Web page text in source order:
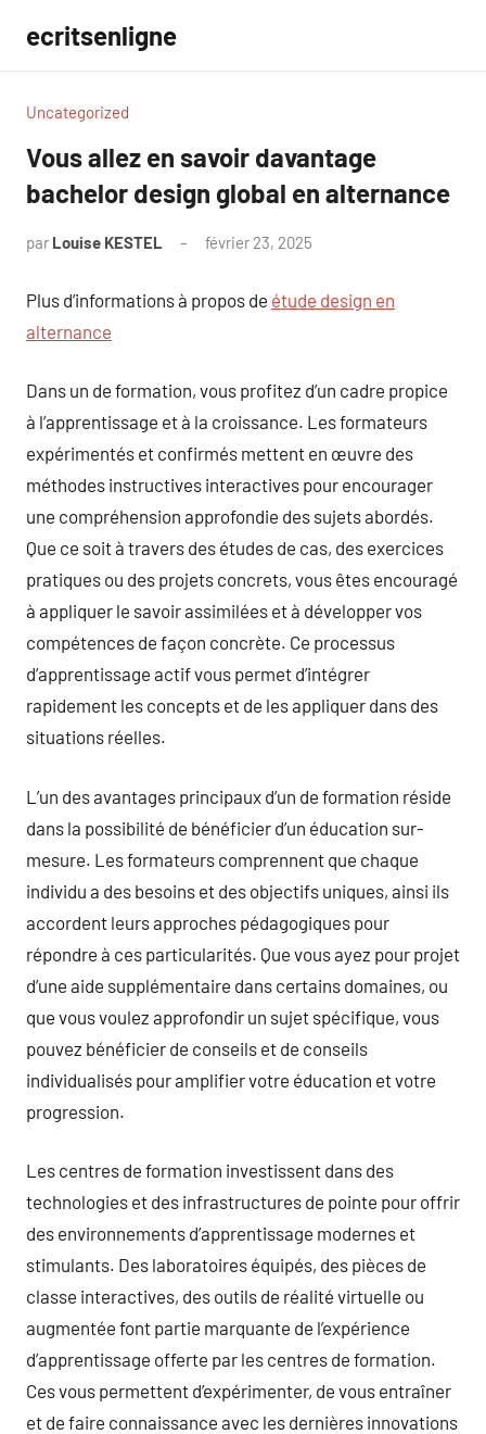
contenu
ecritsenligne
Uncategorized
Vous allez en savoir davantage
bachelor design global en alternance
par Louise KESTEL février 23, 2025
Plus d’informations à propos de étude design en
alternance
Dans un de formation, vous profitez d’un cadre propice
à l’apprentissage et à la croissance. Les formateurs
expérimentés et confirmés mettent en œuvre des
méthodes instructives interactives pour encourager
une compréhension approfondie des sujets abordés.
Que ce soit à travers des études de cas, des exercices
pratiques ou des projets concrets, vous êtes encouragé
à appliquer le savoir assimilées et à développer vos
compétences de façon concrète. Ce processus
d’apprentissage actif vous permet d’intégrer
rapidement les concepts et de les appliquer dans des
situations réelles.
L’un des avantages principaux d’un de formation réside
dans la possibilité de bénéficier d’un éducation sur-
mesure. Les formateurs comprennent que chaque
individu a des besoins et des objectifs uniques, ainsi ils
accordent leurs approches pédagogiques pour
répondre à ces particularités. Que vous ayez pour projet
d’une aide supplémentaire dans certains domaines, ou
que vous voulez approfondir un sujet spécifique, vous
pouvez bénéficier de conseils et de conseils
individualisés pour amplifier votre éducation et votre
progression.
Les centres de formation investissent dans des
technologies et des infrastructures de pointe pour offrir
des environnements d’apprentissage modernes et
stimulants. Des laboratoires équipés, des pièces de
classe interactives, des outils de réalité virtuelle ou
augmentée font partie marquante de l’expérience
d’apprentissage offerte par les centres de formation.
Ces vous permettent d’expérimenter, de vous entraîner
et de faire connaissance avec les dernières innovations